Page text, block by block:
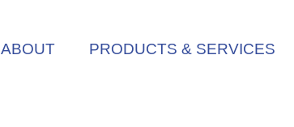
ABOUT PRODUCTS & SERVICES